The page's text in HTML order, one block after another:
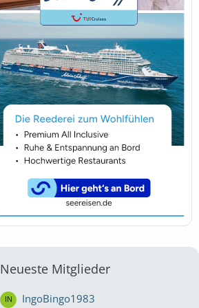
Neueste Mitglieder
IngoBingo1983